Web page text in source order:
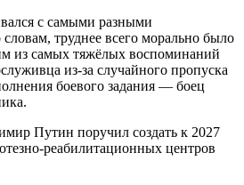
с самыми разными
труднее всего морально было
из самых тяжёлых воспоминаний
из-за случайного пропуска
боевого задания — боец
Путин поручил создать к 2027
реабилитационных центров